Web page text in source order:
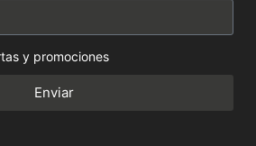
y promociones
Enviar